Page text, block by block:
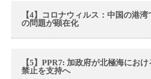
【4】コロナウィルス：中国の港
の問題が顕在化
【5】PPR7: 加政府が北極海にお
禁止を支持へ